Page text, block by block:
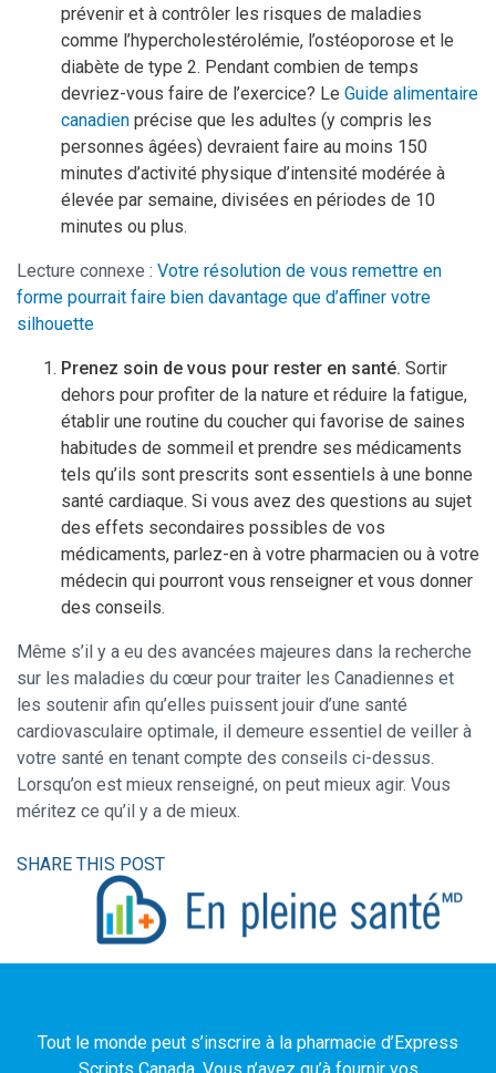
prévenir et à contrôler les risques de maladies
comme l’hypercholestérolémie, l’ostéoporose et le
diabète de type 2. Pendant combien de temps
devriez-vous faire de l’exercice? Le Guide alimentaire
canadien précise que les adultes (y compris les
personnes âgées) devraient faire au moins 150
minutes d’activité physique d’intensité modérée à
élevée par semaine, divisées en périodes de 10
minutes ou plus.
Lecture connexe : Votre résolution de vous remettre en
forme pourrait faire bien davantage que d’affiner votre
silhouette
Prenez soin de vous pour rester en santé. Sortir
dehors pour profiter de la nature et réduire la fatigue,
établir une routine du coucher qui favorise de saines
habitudes de sommeil et prendre ses médicaments
tels qu’ils sont prescrits sont essentiels à une bonne
santé cardiaque. Si vous avez des questions au sujet
des effets secondaires possibles de vos
médicaments, parlez-en à votre pharmacien ou à votre
médecin qui pourront vous renseigner et vous donner
des conseils.
Même s’il y a eu des avancées majeures dans la recherche
sur les maladies du cœur pour traiter les Canadiennes et
les soutenir afin qu’elles puissent jouir d’une santé
cardiovasculaire optimale, il demeure essentiel de veiller à
votre santé en tenant compte des conseils ci-dessus.
Lorsqu’on est mieux renseigné, on peut mieux agir. Vous
méritez ce qu’il y a de mieux.
SHARE THIS POST
Tout le monde peut s’inscrire à la pharmacie d’Express